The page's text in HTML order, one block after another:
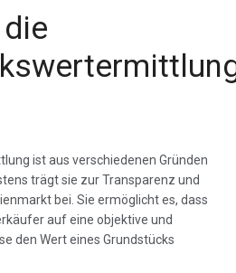
ist aus verschiedenen Gründen
trägt sie zur Transparenz und
bei. Sie ermöglicht es, dass
auf eine objektive und
den Wert eines Grundstücks